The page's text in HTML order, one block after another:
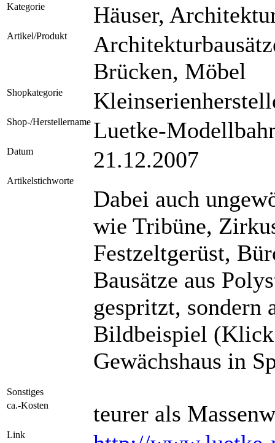
Kategorie Häuser,
Artikel/Produkt
Brücken, Möbel
Shopkategorie
Shop-/Herstellername Luetke-
Datum 21.12.2007
Artikelstichworte
Dabei auch
wie Tribüne,
Festzeltgerüst,
Bausätze aus
gespritzt, sondern
Bildbeispiel (Klick
Gewächshaus in
Sonstiges
ca.-Kosten
teurer als
Link